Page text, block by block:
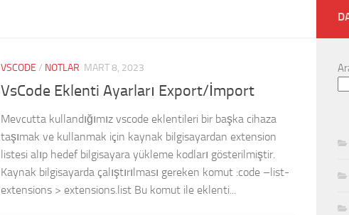
VSCODE / NOTLAR MART 8, 2023
VsCode Eklenti Ayarları Export/İmport
Mevcutta kullandığımız vscode eklentileri bir başka cihaza
taşımak ve kullanmak için kaynak bilgisayardan extension
listesi alıp hedef bilgisayara yükleme kodları gösterilmiştir.
Kaynak bilgisayarda çalıştırılması gereken komut :code –list-
extensions > extensions.list Bu komut ile eklenti...